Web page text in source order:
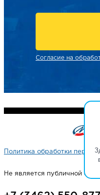
Согласие на
Политика обработки
Не является публичной